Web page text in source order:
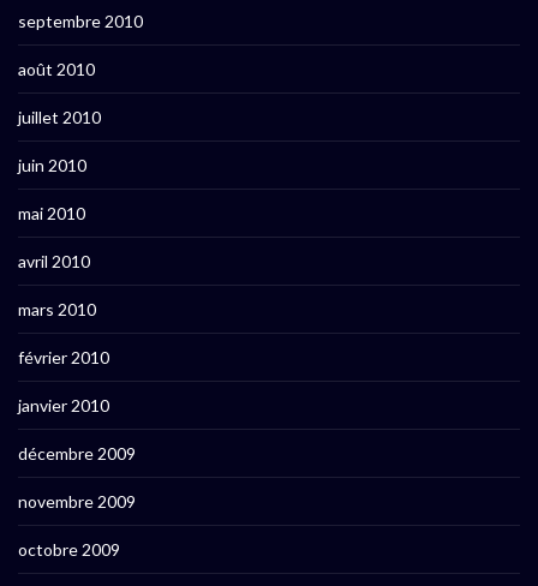
septembre 2010
août 2010
juillet 2010
juin 2010
mai 2010
avril 2010
mars 2010
février 2010
janvier 2010
décembre 2009
novembre 2009
octobre 2009